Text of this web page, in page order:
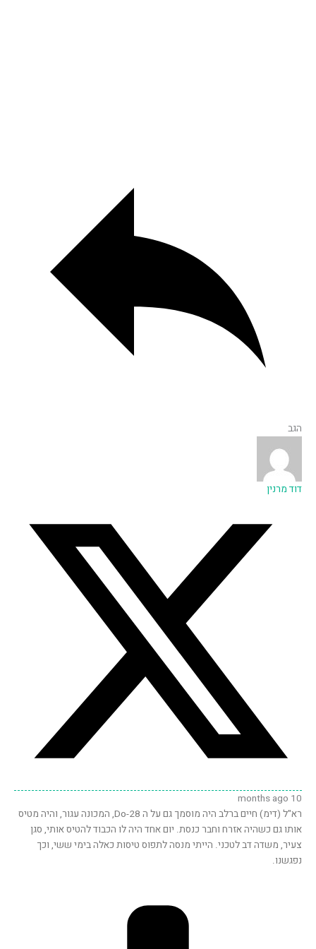
הגב
דוד מרנין
10 months ago
רא"ל (דימ) חיים ברלב היה מוסמך גם על ה Do-28, המכונה עגור, והיה מטיס
אותו גם כשהיה אזרח וחבר כנסת. יום אחד היה לו הכבוד להטיס אותי, סגן
צעיר, משדה דב לטכני. הייתי מנסה לתפוס טיסות כאלה בימי ששי, וכך
נפגשנו.